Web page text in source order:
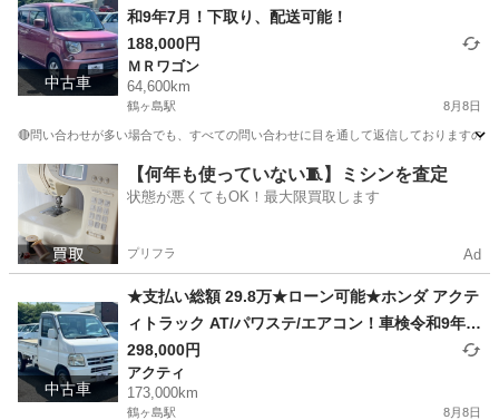
中古車
和9年7月！下取り、配送可能！
188,000円
ＭＲワゴン
64,600km
鶴ヶ島駅 8月8日
🔴問い合わせが多い場合でも、すべての問い合わせに目を通して返信しております
埼玉 川越市 鶴ヶ島駅 ＭＲワゴン 車両
【何年も使っていない🧵】ミシンを査定
状態が悪くてもOK！最大限買取します
プリフラ Ad
中古車
★支払い総額 29.8万★ローン可能★ホンダ アクテ
ィトラック AT/パワステ/エアコン！車検令和9年7
月！下取り、配送可能！
298,000円
アクティ
173,000km
鶴ヶ島駅 8月8日